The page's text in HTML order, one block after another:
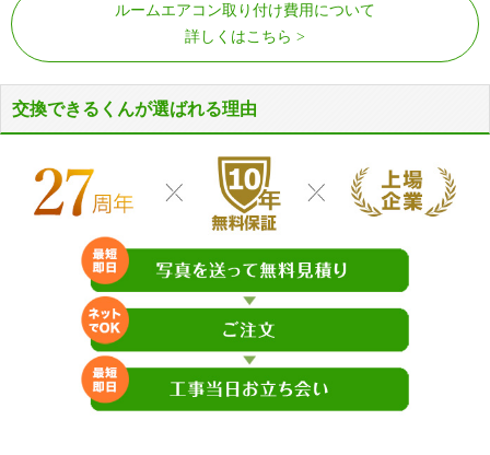
ルームエアコン取り付け費用について
詳しくはこちら
交換できるくんが選ばれる理由